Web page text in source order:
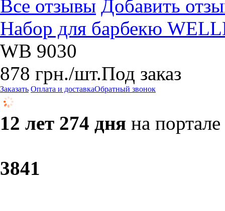
Все отзывы Добавить
Набор для барбекю
WB 9030
878 грн./шт.Под заказ
Заказать Оплата и доставкаОбратный звонок
12 лет 274 дня на портале
3841